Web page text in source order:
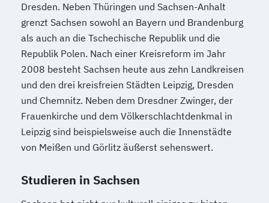
Dresden. Neben Thüringen und Sachsen-Anhalt
grenzt Sachsen sowohl an Bayern und Brandenburg
als auch an die Tschechische Republik und die
Republik Polen. Nach einer Kreisreform im Jahr
2008 besteht Sachsen heute aus zehn Landkreisen
und den drei kreisfreien Städten Leipzig, Dresden
und Chemnitz. Neben dem Dresdner Zwinger, der
Frauenkirche und dem Völkerschlachtdenkmal in
Leipzig sind beispielsweise auch die Innenstädte
von Meißen und Görlitz äußerst sehenswert.
Studieren in Sachsen